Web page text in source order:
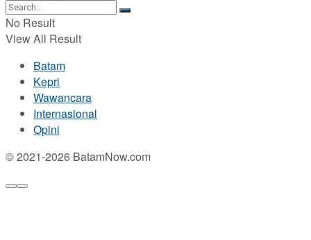
No Result
View All Result
Batam
Kepri
Wawancara
Internasional
Opini
© 2021-2026 BatamNow.com